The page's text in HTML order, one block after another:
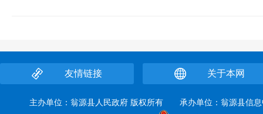
友情链接 关于本网
主办单位：翁源县人民政府 版权所有 承办单位：翁源县